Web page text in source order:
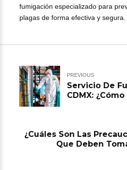
fumigación especializado para
plagas de forma efectiva y segura.
PREVIOUS
Servicio De
CDMX:
¿Cuáles Son Las
Que Deben